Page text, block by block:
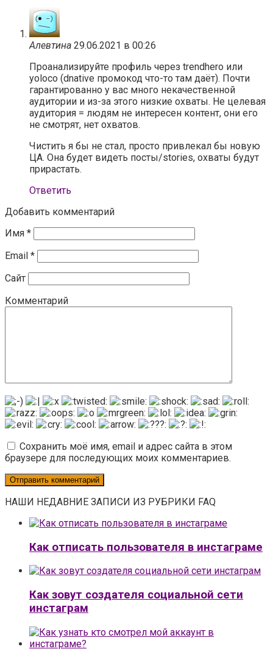
Алевтина 29.06.2021 в 00:26
Проанализируйте профиль через trendhero или
yoloco (dnative промокод что-то там даёт). Почти
гарантированно у вас много некачественной
аудитории и из-за этого низкие охваты. Не целевая
аудитория = людям не интересен контент, они его
не смотрят, нет охватов.
Чистить я бы не стал, просто привлекал бы новую
ЦА. Она будет видеть посты/stories, охваты будут
прирастать.
Ответить
Добавить комментарий
Имя *
Email *
Сайт
Комментарий
Сохранить моё имя, email и адрес сайта в этом
браузере для последующих моих комментариев.
НАШИ НЕДАВНИЕ ЗАПИСИ ИЗ РУБРИКИ FAQ
Как отписать пользователя в инстаграме
Как зовут создателя социальной сети
инстаграм